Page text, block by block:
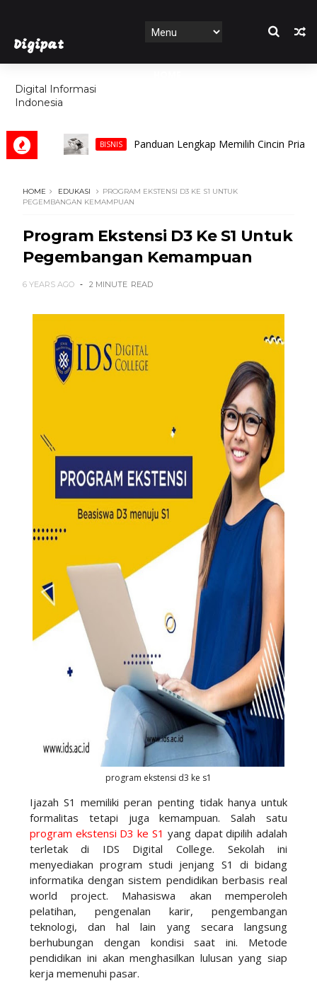
Digipat
Digital Informasi
Indonesia
FEATURES
BISNIS Panduan Lengkap Memilih Cincin Pria untuk
HOME EDUKASI
PROGRAM EKSTENSI D3 KE S1 UNTUK
PEGEMBANGAN KEMAMPUAN
Program Ekstensi D3 Ke S1 Untuk
Pegembangan Kemampuan
6 YEARS AGO 2 MINUTE READ
program ekstensi d3 ke s1
Ijazah S1 memiliki peran penting tidak hanya untuk
formalitas tetapi juga kemampuan. Salah satu
program ekstensi D3 ke S1 yang dapat dipilih adalah
terletak di IDS Digital College. Sekolah ini
menyediakan program studi jenjang S1 di bidang
informatika dengan sistem pendidikan berbasis real
world project. Mahasiswa akan memperoleh
pelatihan, pengenalan karir, pengembangan
teknologi, dan hal lain yang secara langsung
berhubungan dengan kondisi saat ini. Metode
pendidikan ini akan menghasilkan lulusan yang siap
kerja memenuhi pasar.